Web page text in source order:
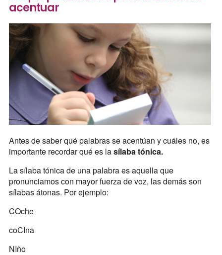
acentuar
Antes de saber qué palabras se acentúan y cuáles no, es
importante recordar qué es lasílaba tónica.
La sílaba tónica de una palabra es aquella que
pronunciamos con mayor fuerza de voz, las demás son
sílabas átonas. Por ejemplo:
COche
coCIna
NIño